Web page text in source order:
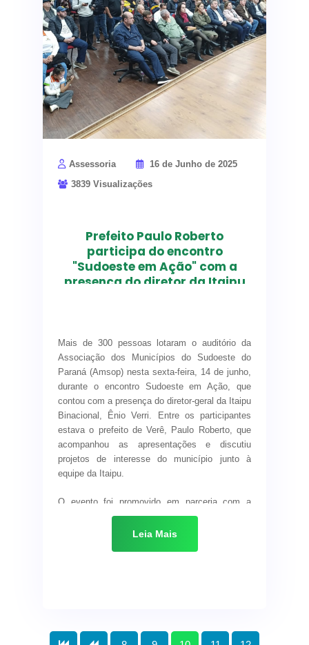
Weissheimer, da diretora de Saúde Renata
Toscan, do presidente do PT em Verê, Maurino
Juttel, e também, Mauro S. Erdmann e Rosane
Mendes, além do próprio secretário.
A iniciativa reforça a importância da articulação
política e do diálogo entre os diferentes níveis
de governo para garantir avanços na saúde
pública municipal.
Assessoria
16 de Junho de 2025
3839 Visualizações
Prefeito Paulo Roberto
participa do encontro
"Sudoeste em Ação" com a
presença do diretor da Itaipu
região
Mais de 300 pessoas lotaram o auditório da
Associação dos Municípios do Sudoeste do
Paraná (Amsop) nesta sexta-feira, 14 de junho,
durante o encontro Sudoeste em Ação, que
contou com a presença do diretor-geral da Itaipu
Binacional, Ênio Verri. Entre os participantes
estava o prefeito de Verê, Paulo Roberto, que
acompanhou as apresentações e discutiu
projetos de interesse do município junto à
equipe da Itaipu.
O evento foi promovido em parceria com a
Associação das Câmaras Municipais do
Sudoeste do Paraná (Acamsop) e o Fórum
Leia Mais